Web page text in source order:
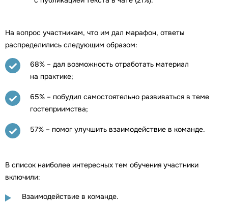
На вопрос участникам, что им дал марафон, ответы
распределились следующим образом:
68% – дал возможность отработать материал
на практике;
65% – побудил самостоятельно развиваться в теме
гостеприимства;
57% – помог улучшить взаимодействие в команде.
В список наиболее интересных тем обучения участники
включили:
Взаимодействие в команде.